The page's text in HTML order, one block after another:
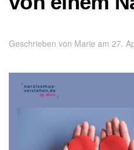
Geschrieben von Marie am 27.